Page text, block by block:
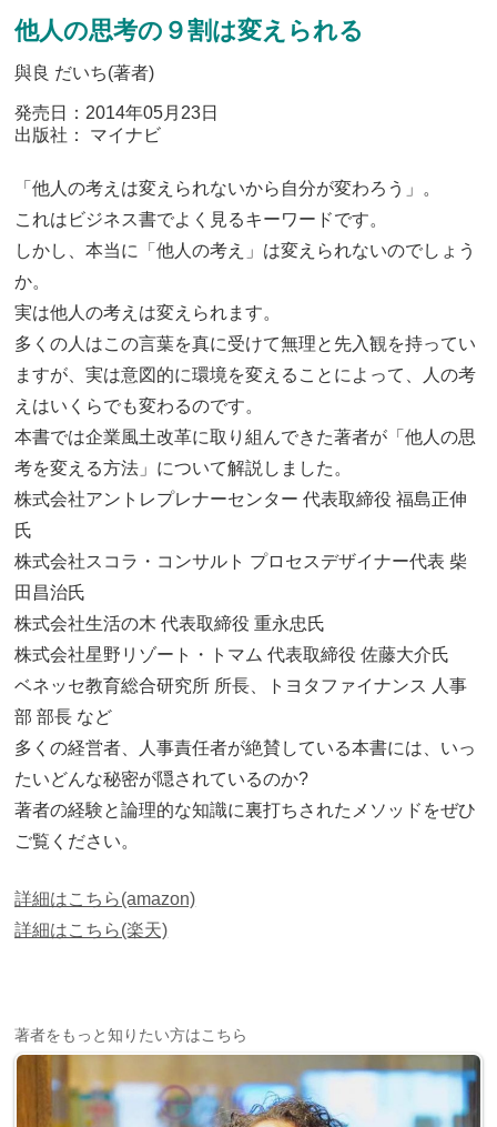
他人の思考の９割は変えられる
與良 だいち(著者)
発売日：2014年05月23日
出版社： マイナビ
「他人の考えは変えられないから自分が変わろう」。
これはビジネス書でよく見るキーワードです。
しかし、本当に「他人の考え」は変えられないのでしょう
か。
実は他人の考えは変えられます。
多くの人はこの言葉を真に受けて無理と先入観を持ってい
ますが、実は意図的に環境を変えることによって、人の考
えはいくらでも変わるのです。
本書では企業風土改革に取り組んできた著者が「他人の思
考を変える方法」について解説しました。
株式会社アントレプレナーセンター 代表取締役 福島正伸
氏
株式会社スコラ・コンサルト プロセスデザイナー代表 柴
田昌治氏
株式会社生活の木 代表取締役 重永忠氏
株式会社星野リゾート・トマム 代表取締役 佐藤大介氏
ベネッセ教育総合研究所 所長、トヨタファイナンス 人事
部 部長 など
多くの経営者、人事責任者が絶賛している本書には、いっ
たいどんな秘密が隠されているのか?
著者の経験と論理的な知識に裏打ちされたメソッドをぜひ
ご覧ください。
詳細はこちら(amazon)
詳細はこちら(楽天)
著者をもっと知りたい方はこちら